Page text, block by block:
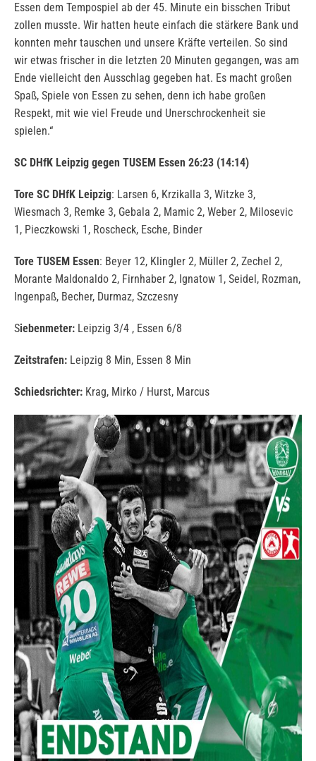
Essen dem Tempospiel ab der 45. Minute ein bisschen Tribut
zollen musste. Wir hatten heute einfach die stärkere Bank und
konnten mehr tauschen und unsere Kräfte verteilen. So sind
wir etwas frischer in die letzten 20 Minuten gegangen, was am
Ende vielleicht den Ausschlag gegeben hat. Es macht großen
Spaß, Spiele von Essen zu sehen, denn ich habe großen
Respekt, mit wie viel Freude und Unerschrockenheit sie
spielen.“
SC DHfK Leipzig gegen TUSEM Essen 26:23 (14:14)
Tore SC DHfK Leipzig: Larsen 6, Krzikalla 3, Witzke 3,
Wiesmach 3, Remke 3, Gebala 2, Mamic 2, Weber 2, Milosevic
1, Pieczkowski 1, Roscheck, Esche, Binder
Tore TUSEM Essen: Beyer 12, Klingler 2, Müller 2, Zechel 2,
Morante Maldonaldo 2, Firnhaber 2, Ignatow 1, Seidel, Rozman,
Ingenpaß, Becher, Durmaz, Szczesny
Siebenmeter: Leipzig 3/4 , Essen 6/8
Zeitstrafen: Leipzig 8 Min, Essen 8 Min
Schiedsrichter: Krag, Mirko / Hurst, Marcus